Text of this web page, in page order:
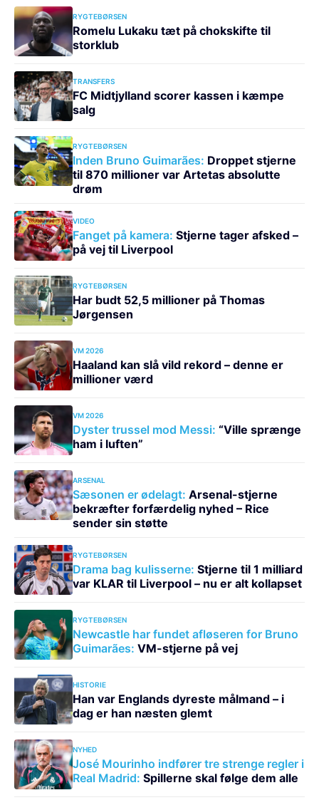
RYGTEBØRSEN
Romelu Lukaku tæt på chokskifte til
storklub
TRANSFERS
FC Midtjylland scorer kassen i kæmpe
salg
RYGTEBØRSEN
Inden Bruno Guimarães: Droppet stjerne
til 870 millioner var Artetas absolutte
drøm
VIDEO
Fanget på kamera: Stjerne tager afsked –
på vej til Liverpool
RYGTEBØRSEN
Har budt 52,5 millioner på Thomas
Jørgensen
VM 2026
Haaland kan slå vild rekord – denne er
millioner værd
VM 2026
Dyster trussel mod Messi: “Ville sprænge
ham i luften”
ARSENAL
Sæsonen er ødelagt: Arsenal-stjerne
bekræfter forfærdelig nyhed – Rice
sender sin støtte
RYGTEBØRSEN
Drama bag kulisserne: Stjerne til 1 milliard
var KLAR til Liverpool – nu er alt kollapset
RYGTEBØRSEN
Newcastle har fundet afløseren for Bruno
Guimarães: VM-stjerne på vej
HISTORIE
Han var Englands dyreste målmand – i
dag er han næsten glemt
NYHED
José Mourinho indfører tre strenge regler i
Real Madrid: Spillerne skal følge dem alle